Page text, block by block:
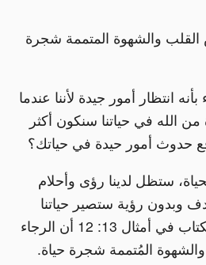
والشهوة المتممة شجرة
انتظار أمور جيدة لأننا عندما
الله في حياتنا سنكون أكثر
حدوث أمور حيدة في حياتك؟
ستظل لدينا رؤى وأحلام
وبدون رؤية ستصير حياتنا
مملة وبلا رجاء. يقول الكتاب في أمثال 13: 12 أن الرجاء
المُتممة شجرة حياة.